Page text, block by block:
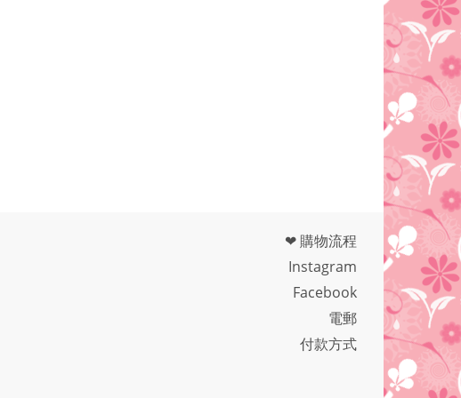
❤ 購物流程
Instagram
Facebook
電郵
付款方式